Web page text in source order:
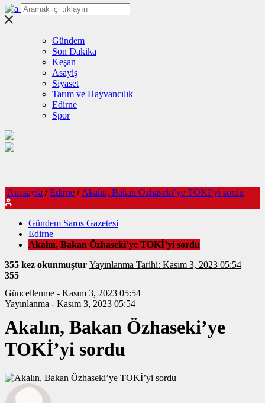
Gündem
Son Dakika
Keşan
Asayiş
Siyaset
Tarım ve Hayvancılık
Edirne
Spor
Anasayfa / Edirne / Akalın, Bakan Özhaseki’ye TOKİ’yi sordu
Gündem Saros Gazetesi
Edirne
Akalın, Bakan Özhaseki’ye TOKİ’yi sordu
355 kez okunmuştur
Yayınlanma Tarihi: Kasım 3, 2023 05:54
355
Güncellenme - Kasım 3, 2023 05:54
Yayınlanma - Kasım 3, 2023 05:54
Akalın, Bakan Özhaseki’ye
TOKİ’yi sordu